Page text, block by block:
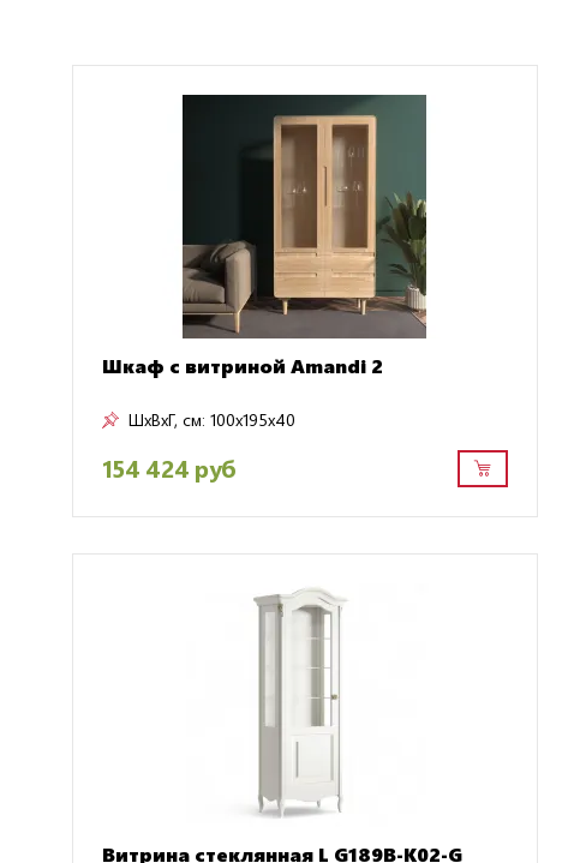
Шкаф с витриной Amandi 2
ШxВxГ, см: 100x195x40
154 424 руб
Витрина стеклянная L G189B-K02-G